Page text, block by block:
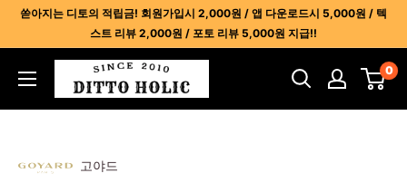
쏟아지는 디토의 적립금! 회원가입시 2,000원 / 앱 다운로드시 5,000원 / 텍
스트 리뷰 2,000원 / 포토 리뷰 5,000원 지급!!
-
0
고야드